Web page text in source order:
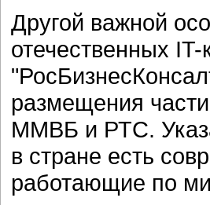
Другой важной
отечественных
размещения
ММВБ и РТС.
в стране есть
работающие по